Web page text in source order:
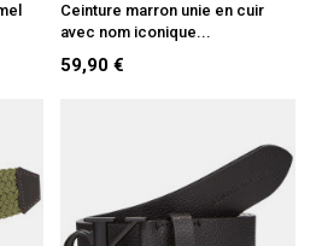
Ceinture marron unie en cuir
avec nom iconique...
59,90 €